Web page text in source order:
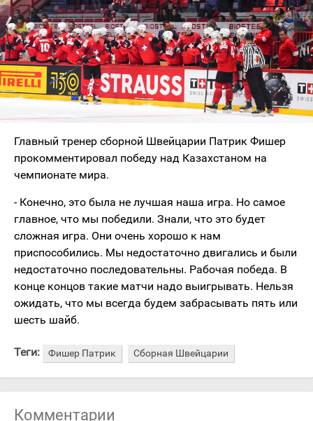
Главный тренер сборной Швейцарии Патрик Фишер
прокомментировал победу над Казахстаном на
чемпионате мира.
- Конечно, это была не лучшая наша игра. Но самое
главное, что мы победили. Знали, что это будет
сложная игра. Они очень хорошо к нам
приспособились. Мы недостаточно двигались и были
недостаточно последовательны. Рабочая победа. В
конце концов такие матчи надо выигрывать. Нельзя
ожидать, что мы всегда будем забрасывать пять или
шесть шайб.
Теги: Фишер Патрик Сборная Швейцарии
Комментарии